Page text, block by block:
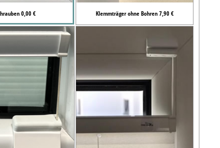
0,00 € Klemmträger ohne Bohren 7,90 €